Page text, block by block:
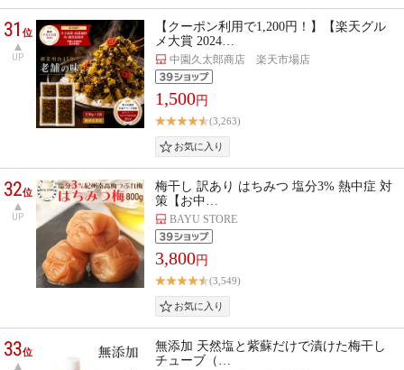
31位
UP
【クーポン利用で1,200円！】【楽天グル
メ大賞 2024…
中園久太郎商店 楽天市場店
1,500円
(3,263)
32位
UP
梅干し 訳あり はちみつ 塩分3% 熱中症 対
策【お中…
BAYU STORE
3,800円
(3,549)
33位
無添加 天然塩と紫蘇だけで漬けた梅干し
チューブ（…